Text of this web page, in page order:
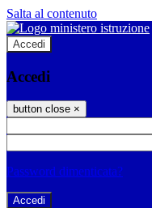
Salta al contenuto
Accedi
Accedi
button close ×
Password dimenticata?